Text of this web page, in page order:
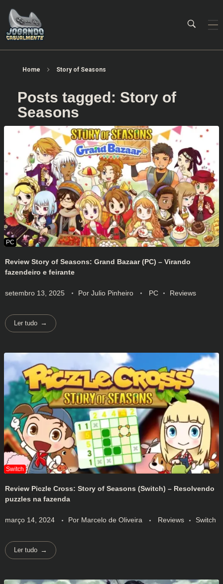
Home Story of Seasons
Posts tagged: Story of
Seasons
Review Story of Seasons: Grand Bazaar (PC) – Virando
fazendeiro e feirante
setembro 13, 2025 Por Julio Pinheiro PC Reviews
Ler tudo
Review Piczle Cross: Story of Seasons (Switch) – Resolvendo
puzzles na fazenda
março 14, 2024 Por Marcelo de Oliveira Reviews Switch
Ler tudo